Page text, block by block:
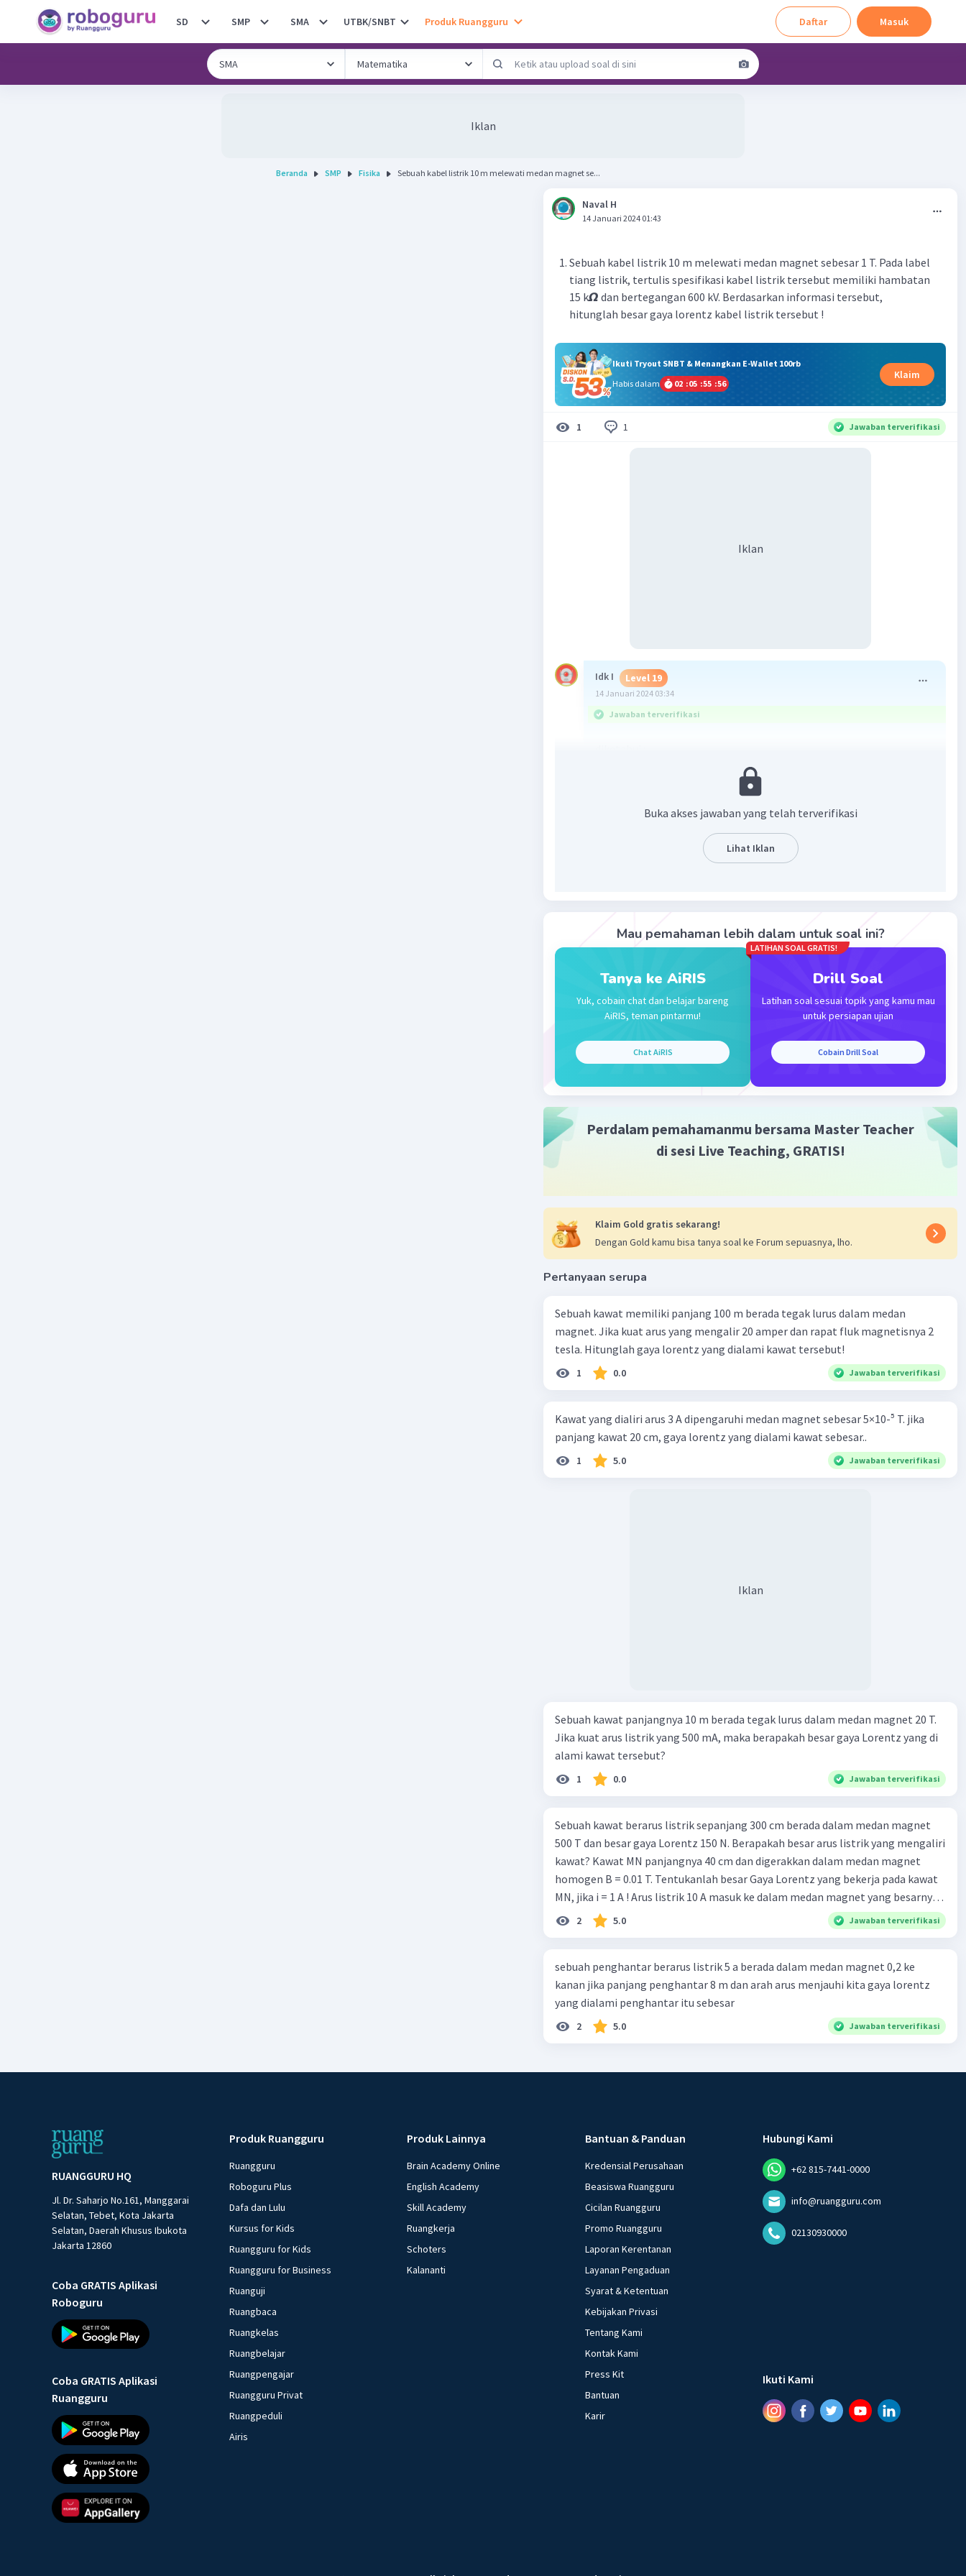
SD SMP SMA UTBK/SNBT Produk Ruangguru Daftar Masuk
Iklan
Beranda SMP Fisika Sebuah kabel listrik 10 m melewati medan magnet se...
Naval H
14 Januari 2024 01:43
Sebuah kabel listrik 10 m melewati medan magnet sebesar 1 T. Pada label
tiang listrik, tertulis spesifikasi kabel listrik tersebut memiliki hambatan
15 k𝞨 dan bertegangan 600 kV. Berdasarkan informasi tersebut,
hitunglah besar gaya lorentz kabel listrik tersebut !
Ikuti Tryout SNBT & Menangkan E-Wallet 100rb
Habis dalam
02 :05 :55 :55
Klaim
1 1 Jawaban terverifikasi
Iklan
Idk I Level 19
14 Januari 2024 03:34
Jawaban terverifikasi
R = 15 K𝞨 = 15000 𝞨
V = 600 KV = 600000 V
I = 40 A
F = B × I × L
F = 40 × 10
F = 400 N
Beri Rating·0.0(0) Balas
Iklan
Buka akses jawaban yang telah terverifikasi
Lihat Iklan
Mau pemahaman lebih dalam untuk soal ini?
Tanya ke AiRIS
Yuk, cobain chat dan belajar bareng
AiRIS, teman pintarmu!
Chat AiRIS
LATIHAN SOAL GRATIS!
Drill Soal
Latihan soal sesuai topik yang kamu mau
untuk persiapan ujian
Cobain Drill Soal
Perdalam pemahamanmu bersama Master Teacher
di sesi Live Teaching, GRATIS!
Klaim Gold gratis sekarang!
Dengan Gold kamu bisa tanya soal ke Forum sepuasnya, lho.
Pertanyaan serupa
Sebuah kawat memiliki panjang 100 m berada tegak lurus dalam medan
magnet. Jika kuat arus yang mengalir 20 amper dan rapat fluk magnetisnya 2
tesla. Hitunglah gaya lorentz yang dialami kawat tersebut!
1 0.0 Jawaban terverifikasi
Kawat yang dialiri arus 3 A dipengaruhi medan magnet sebesar 5×10-⁵ T. jika
panjang kawat 20 cm, gaya lorentz yang dialami kawat sebesar..
1 5.0 Jawaban terverifikasi
Iklan
Sebuah kawat panjangnya 10 m berada tegak lurus dalam medan magnet 20 T.
Jika kuat arus listrik yang 500 mA, maka berapakah besar gaya Lorentz yang di
alami kawat tersebut?
1 0.0 Jawaban terverifikasi
Sebuah kawat berarus listrik sepanjang 300 cm berada dalam medan magnet
500 T dan besar gaya Lorentz 150 N. Berapakah besar arus listrik yang mengaliri
kawat? Kawat MN panjangnya 40 cm dan digerakkan dalam medan magnet
homogen B = 0.01 T. Tentukanlah besar Gaya Lorentz yang bekerja pada kawat
MN, jika i = 1 A ! Arus listrik 10 A masuk ke dalam medan magnet yang besarnya
12 T. Jika Gaya Lorentz yang bekerja pada kawat adalah 24 N, berapakah
panjang besi tersebut?
2 5.0 Jawaban terverifikasi
sebuah penghantar berarus listrik 5 a berada dalam medan magnet 0,2 ke
kanan jika panjang penghantar 8 m dan arah arus menjauhi kita gaya lorentz
yang dialami penghantar itu sebesar
2 5.0 Jawaban terverifikasi
RUANGGURU HQ
Jl. Dr. Saharjo No.161, Manggarai
Selatan, Tebet, Kota Jakarta
Selatan, Daerah Khusus Ibukota
Jakarta 12860
Coba GRATIS Aplikasi
Roboguru
Coba GRATIS Aplikasi
Ruangguru
Produk Ruangguru
Ruangguru
Roboguru Plus
Dafa dan Lulu
Kursus for Kids
Ruangguru for Kids
Ruangguru for Business
Ruanguji
Ruangbaca
Ruangkelas
Ruangbelajar
Ruangpengajar
Ruangguru Privat
Ruangpeduli
Airis
Produk Lainnya
Brain Academy Online
English Academy
Skill Academy
Ruangkerja
Schoters
Kalananti
Bantuan & Panduan
Kredensial Perusahaan
Beasiswa Ruangguru
Cicilan Ruangguru
Promo Ruangguru
Laporan Kerentanan
Layanan Pengaduan
Syarat & Ketentuan
Kebijakan Privasi
Tentang Kami
Kontak Kami
Press Kit
Bantuan
Karir
Hubungi Kami
+62 815-7441-0000
info@ruangguru.com
02130930000
Ikuti Kami